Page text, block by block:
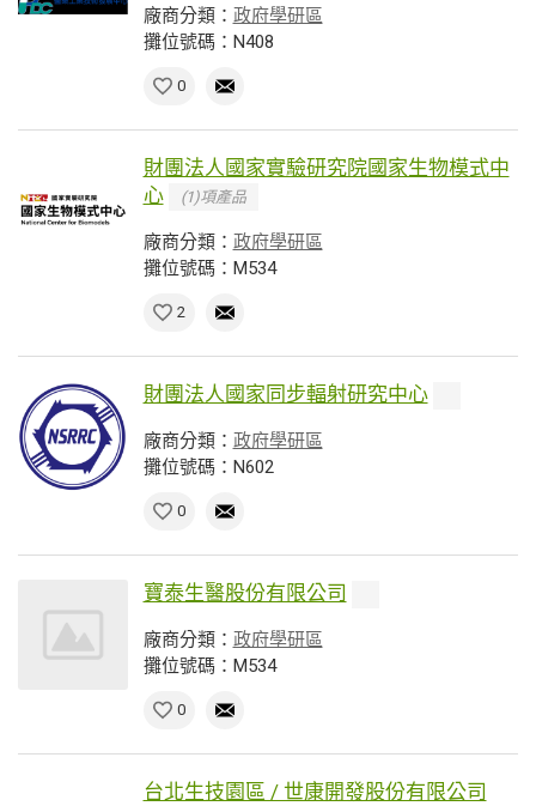
廠商分類： 政府學研區
攤位號碼：N408
0
財團法人國家實驗研究院國家生物模式中
心
(1)項產品
廠商分類： 政府學研區
攤位號碼：M534
2
財團法人國家同步輻射研究中心
廠商分類： 政府學研區
攤位號碼：N602
0
寶泰生醫股份有限公司
廠商分類： 政府學研區
攤位號碼：M534
0
台北生技園區 / 世康開發股份有限公司